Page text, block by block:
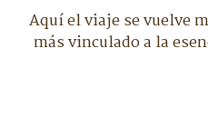
Aquí el viaje se vuelve
más vinculado a la